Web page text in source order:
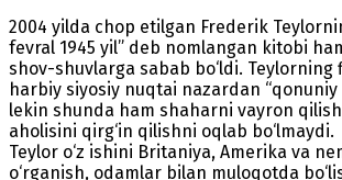
2004 yilda chop etilgan Frederik
fevral 1945 yil” deb nomlangan kitobi
shov-shuvlarga sabab bo‘ldi.
harbiy siyosiy nuqtai nazardan “qonuniy
lekin shunda ham shaharni vayron
aholisini qirg‘in qilishni oqlab bo‘lmaydi.
Teylor o‘z ishini Britaniya, Amerika va
o‘rganish, odamlar bilan muloqotda